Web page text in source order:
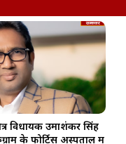
विधायक उमाशंकर सिंह
के फोर्टिस अस्पताल में